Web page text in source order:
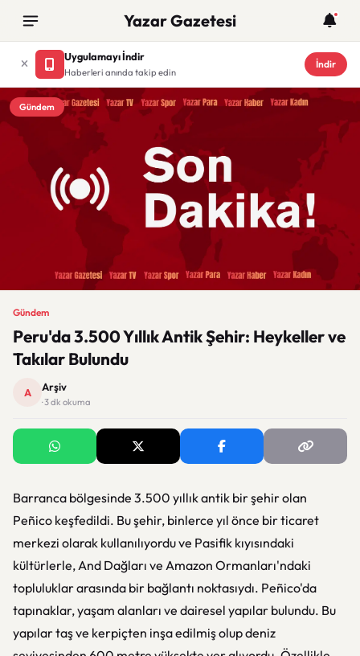
Yazar Gazetesi
Uygulamayı İndir
Haberleri anında takip edin
İndir
Gündem
Gündem
Peru'da 3.500 Yıllık Antik Şehir: Heykeller ve
Takılar Bulundu
A Arşiv
· 3 dk okuma
Barranca bölgesinde 3.500 yıllık antik bir şehir olan
Peñico keşfedildi. Bu şehir, binlerce yıl önce bir ticaret
merkezi olarak kullanılıyordu ve Pasifik kıyısındaki
kültürlerle, And Dağları ve Amazon Ormanları'ndaki
topluluklar arasında bir bağlantı noktasıydı. Peñico'da
tapınaklar, yaşam alanları ve dairesel yapılar bulundu. Bu
yapılar taş ve kerpiçten inşa edilmiş olup deniz